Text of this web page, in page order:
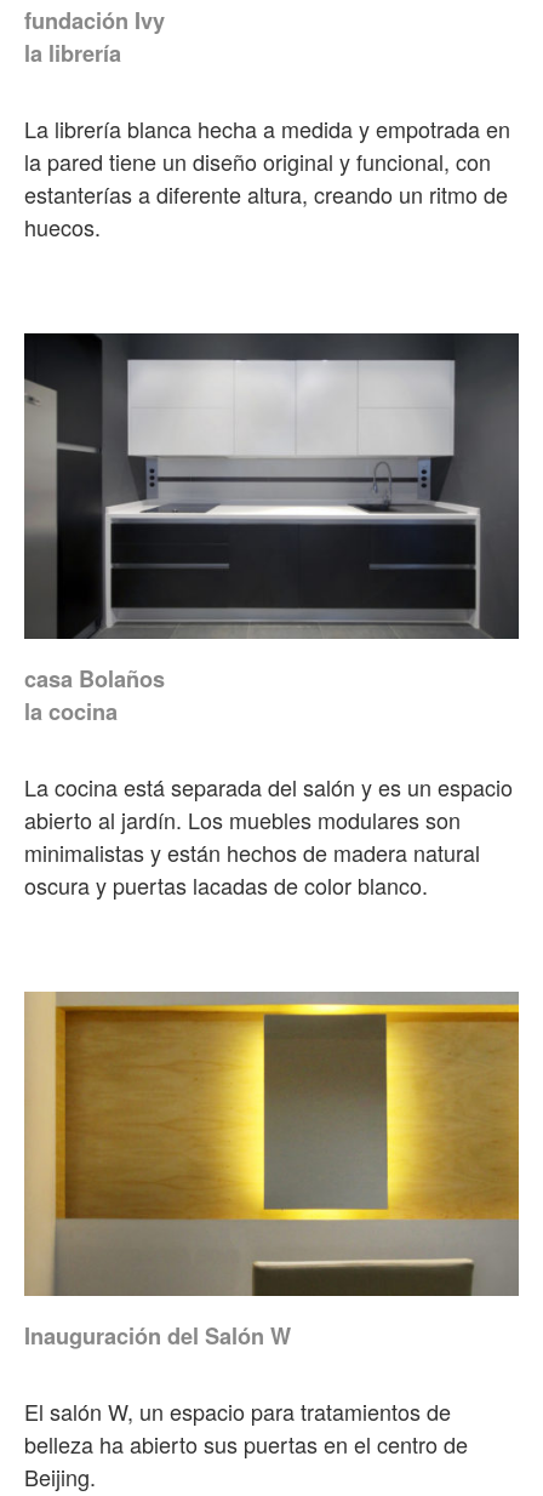
fundación Ivy
la librería
La librería blanca hecha a medida y empotrada en
la pared tiene un diseño original y funcional, con
estanterías a diferente altura, creando un ritmo de
huecos.
casa Bolaños
la cocina
La cocina está separada del salón y es un espacio
abierto al jardín. Los muebles modulares son
minimalistas y están hechos de madera natural
oscura y puertas lacadas de color blanco.
Inauguración del Salón W
El salón W, un espacio para tratamientos de
belleza ha abierto sus puertas en el centro de
Beijing.